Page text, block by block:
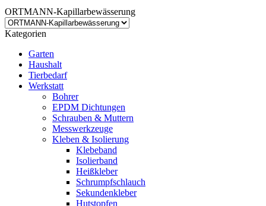
ORTMANN-Kapillarbewässerung
Kategorien
Garten
Haushalt
Tierbedarf
Werkstatt
Bohrer
EPDM Dichtungen
Schrauben & Muttern
Messwerkzeuge
Kleben & Isolierung
Klebeband
Isolierband
Heißkleber
Schrumpfschlauch
Sekundenkleber
Hutstopfen